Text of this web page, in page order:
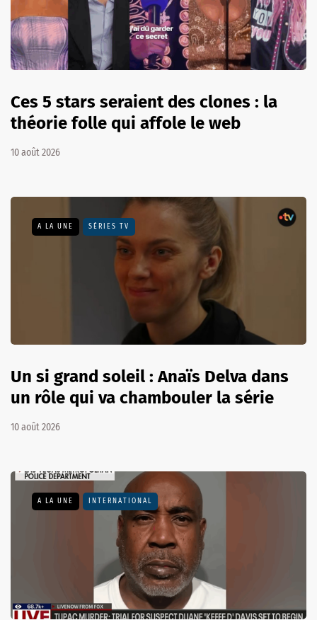
Ces 5 stars seraient des clones : la
théorie folle qui affole le web
10 août 2026
A LA UNE SÉRIES TV
Un si grand soleil : Anaïs Delva dans
un rôle qui va chambouler la série
10 août 2026
A LA UNE INTERNATIONAL